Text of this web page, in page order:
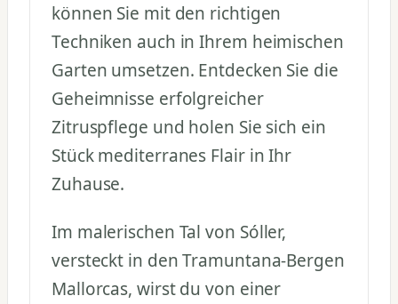
können Sie mit den richtigen
Techniken auch in Ihrem heimischen
Garten umsetzen. Entdecken Sie die
Geheimnisse erfolgreicher
Zitruspflege und holen Sie sich ein
Stück mediterranes Flair in Ihr
Zuhause.
Im malerischen Tal von Sóller,
versteckt in den Tramuntana-Bergen
Mallorcas, wirst du von einer